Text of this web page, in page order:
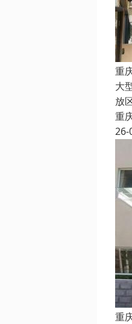
重
大
放
重
26-
重